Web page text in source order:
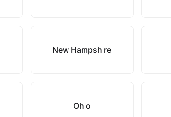
New Hampshire
Ohio